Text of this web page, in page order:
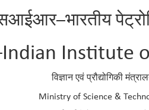
Institute
विज्ञान एवं प्रौद्योगिकी
Ministry of Science &